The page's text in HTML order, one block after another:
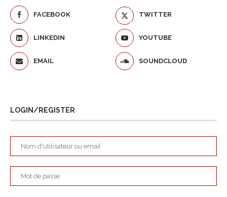
FACEBOOK TWITTER
LINKEDIN YOUTUBE
EMAIL SOUNDCLOUD
LOGIN/REGISTER